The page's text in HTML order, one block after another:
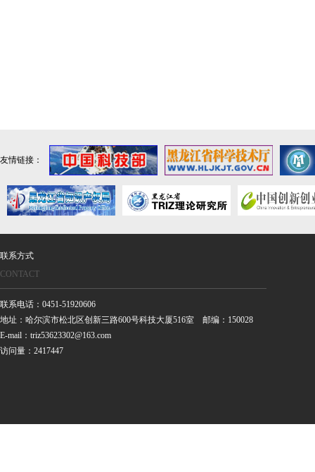
友情链接：
联系方式
CONTACT
联系电话：0451-51920606
地址：哈尔滨市松北区创新三路600号科技大厦516室 邮编：150028
E-mail：triz53623302@163.com
访问量：2417447